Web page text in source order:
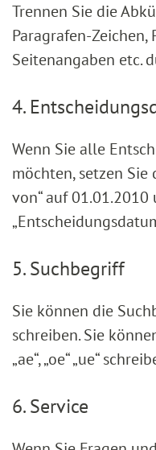
Trennen Sie die
Paragrafen-Zeichen,
Seitenangaben etc.
4.
Wenn Sie alle
möchten, setzen Sie
von“ auf 01.01.2010
5. Suchbegriff
Sie können die
schreiben. Sie
„ae“, „oe“ „ue“
6. Service